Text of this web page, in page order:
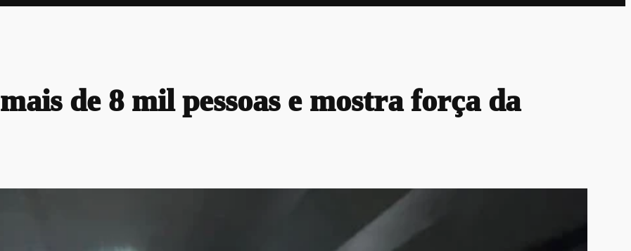
de 8 mil pessoas e mostra força da